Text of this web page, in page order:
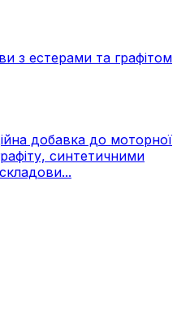
з естерами та графітом
добавка до моторної
синтетичними